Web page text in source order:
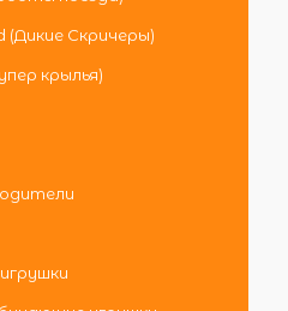
(Дикие Скричеры)
крылья)